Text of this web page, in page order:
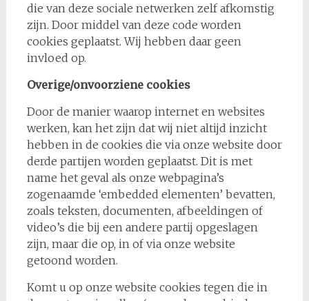
die van deze sociale netwerken zelf afkomstig
zijn. Door middel van deze code worden
cookies geplaatst. Wij hebben daar geen
invloed op.
Overige/onvoorziene cookies
Door de manier waarop internet en websites
werken, kan het zijn dat wij niet altijd inzicht
hebben in de cookies die via onze website door
derde partijen worden geplaatst. Dit is met
name het geval als onze webpagina’s
zogenaamde ‘embedded elementen’ bevatten,
zoals teksten, documenten, afbeeldingen of
video’s die bij een andere partij opgeslagen
zijn, maar die op, in of via onze website
getoond worden.
Komt u op onze website cookies tegen die in